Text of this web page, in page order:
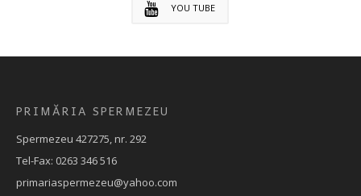
YOU TUBE
PRIMĂRIA SPERMEZEU
Spermezeu 427275, nr. 292
Tel-Fax: 0263 346 516
primariaspermezeu@yahoo.com